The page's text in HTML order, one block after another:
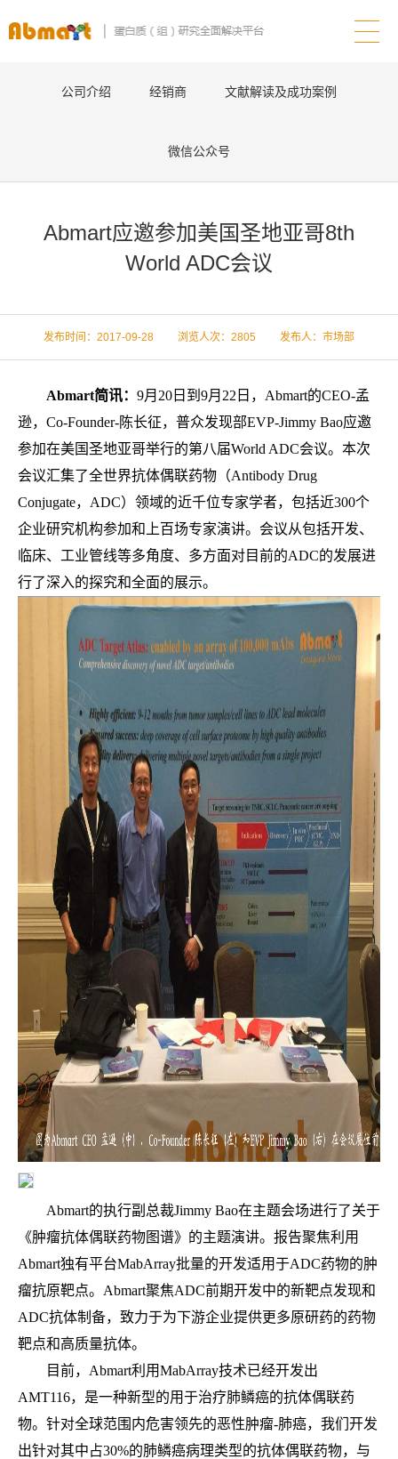
公司介绍 经销商 文献解读及成功案例
微信公众号
Abmart应邀参加美国圣地亚哥8th
World ADC会议
发布时间：2017-09-28 浏览人次： 2805 发布人：市场部
Abmart简讯： 9月20日到9月22日，Abmart的CEO-孟
逊，Co-Founder-陈长征，普众发现部EVP-Jimmy Bao应邀
参加在美国圣地亚哥举行的第八届World ADC会议。本次
会议汇集了全世界抗体偶联药物（Antibody Drug
Conjugate，ADC）领域的近千位专家学者，包括近300个
企业研究机构参加和上百场专家演讲。会议从包括开发、
临床、工业管线等多角度、多方面对目前的ADC的发展进
行了深入的探究和全面的展示。
Abmart的执行副总裁Jimmy Bao在主题会场进行了关于
《肿瘤抗体偶联药物图谱》的主题演讲。报告聚焦利用
Abmart独有平台MabArray批量的开发适用于ADC药物的肿
瘤抗原靶点。Abmart聚焦ADC前期开发中的新靶点发现和
ADC抗体制备，致力于为下游企业提供更多原研药的药物
靶点和高质量抗体。
目前，Abmart利用MabArray技术已经开发出
AMT116，是一种新型的用于治疗肺鳞癌的抗体偶联药
物。针对全球范围内危害领先的恶性肿瘤-肺癌，我们开发
出针对其中占30%的肺鳞癌病理类型的抗体偶联药物，与